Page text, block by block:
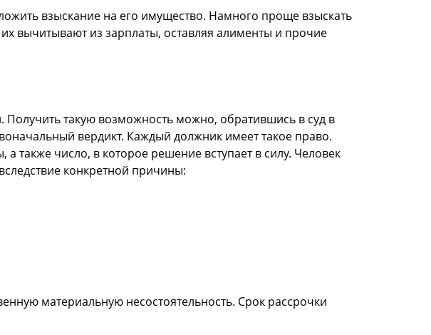
взыскание на его имущество. Намного проще взыскать
вычитывают из зарплаты, оставляя алименты и прочие
Получить такую возможность можно, обратившись в суд в
вердикт. Каждый должник имеет такое право.
также число, в которое решение вступает в силу. Человек
конкретной причины:
материальную несостоятельность. Срок рассрочки